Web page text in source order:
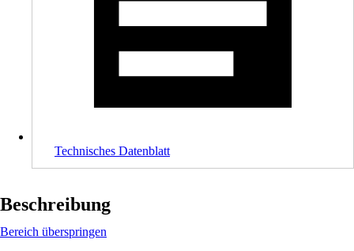
Technisches Datenblatt
Beschreibung
Bereich überspringen